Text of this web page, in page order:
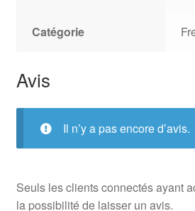
Catégorie
Avis
Il n’y a pas encore d’avis.
Seuls les clients connectés ayant
la possibilité de laisser un avis.